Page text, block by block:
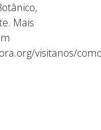
Mais
visitanos/